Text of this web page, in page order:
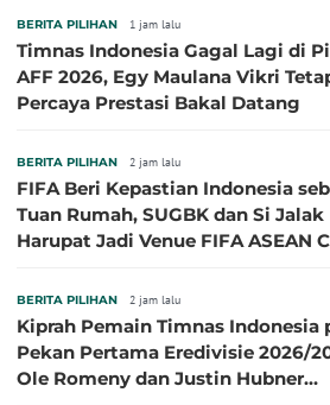
BERITA PILIHAN 1 jam lalu
Timnas Indonesia Gagal Lagi di
AFF 2026, Egy Maulana Vikri
Percaya Prestasi Bakal Datang
BERITA PILIHAN 2 jam lalu
FIFA Beri Kepastian Indonesia
Tuan Rumah, SUGBK dan Si Jalak
Harupat Jadi Venue FIFA ASEAN
BERITA PILIHAN 2 jam lalu
Kiprah Pemain Timnas Indonesia
Pekan Pertama Eredivisie 2026/
Ole Romeny dan Justin Hubner